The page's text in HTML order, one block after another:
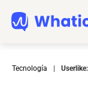
Tecnología